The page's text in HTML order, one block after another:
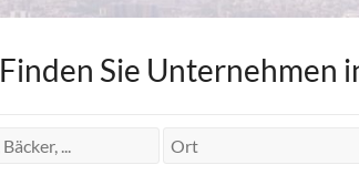
Finden Sie Unternehmen